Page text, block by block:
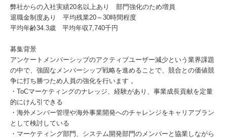
弊社からの入社実績20名以上あり 部門強化のため増員
退職金制度あり 平均残業20～30時間程度
平均年齢34.3歳 平均年収7,740千円
募集背景
アンケートメンバーシップのアクティブユーザー減少という業界課題
の中で、強固なメンバーシップ戦略を進めることで、競合との価値競
争に打ち勝つため人員の強化を行います 。
・ToCマーケティングのナレッジ、経験があり、事業成長貢献を定量
的にけん引できる
・海外メンバー管理や海外事業開発へのチャレンジをキャリアプラン
として検討している
・マーケティング部門、システム開発部門のメンバーと協業しながら